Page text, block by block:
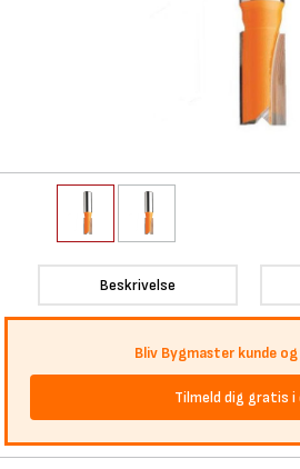
Beskrivelse
Bliv Bygmaster kunde
Tilmeld dig gratis i